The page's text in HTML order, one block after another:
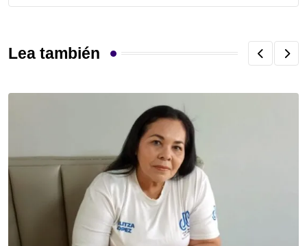
Lea también